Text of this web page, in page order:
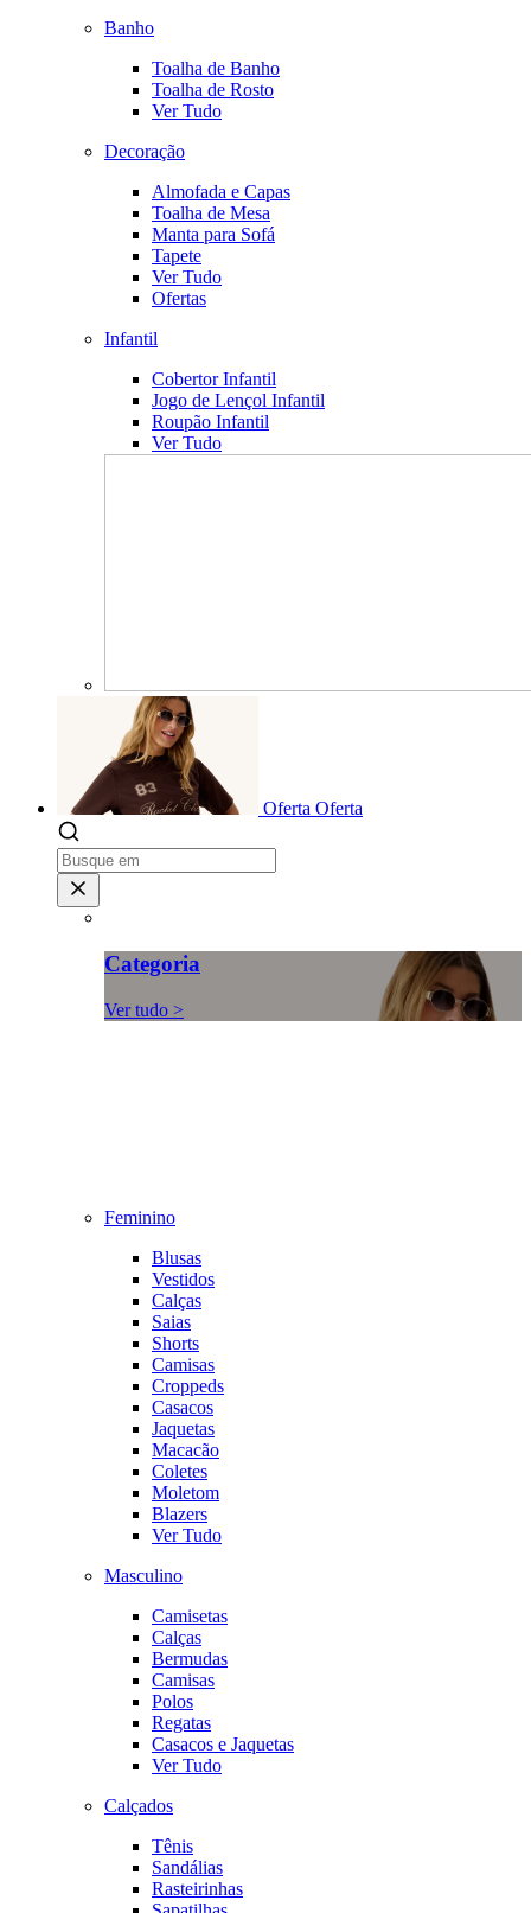
Banho
Toalha de Banho
Toalha de Rosto
Ver Tudo
Decoração
Almofada e Capas
Toalha de Mesa
Manta para Sofá
Tapete
Ver Tudo
Ofertas
Infantil
Cobertor Infantil
Jogo de Lençol Infantil
Roupão Infantil
Ver Tudo
Oferta Oferta
Categoria
Ver tudo >
Feminino
Blusas
Vestidos
Calças
Saias
Shorts
Camisas
Croppeds
Casacos
Jaquetas
Macacão
Coletes
Moletom
Blazers
Ver Tudo
Masculino
Camisetas
Calças
Bermudas
Camisas
Polos
Regatas
Casacos e Jaquetas
Ver Tudo
Calçados
Tênis
Sandálias
Rasteirinhas